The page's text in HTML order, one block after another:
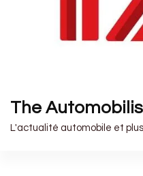
The
L'actualité automobile et